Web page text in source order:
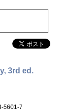
3rd ed.
5601-7